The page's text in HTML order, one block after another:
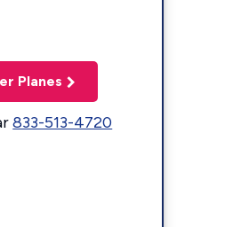
Planes
833-513-4720